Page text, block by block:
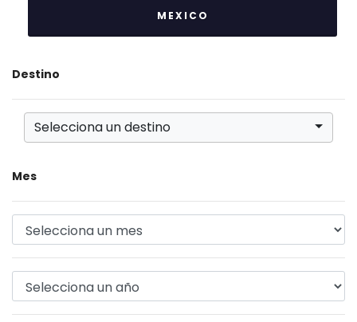
MEXICO
Destino
Selecciona un destino
Mes